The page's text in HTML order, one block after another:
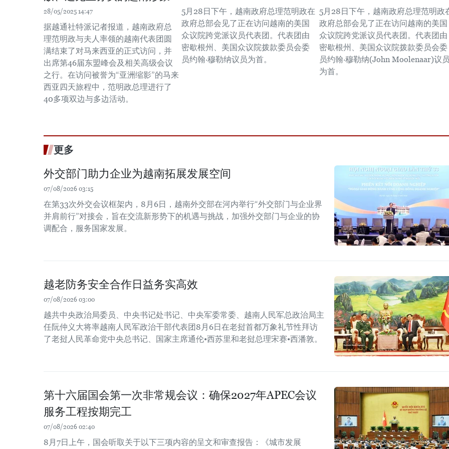
28/05/2025 14:47
据越通社特派记者报道，越南政府总
理范明政与夫人率领的越南代表团圆
满结束了对马来西亚的正式访问，并
出席第46届东盟峰会及相关高级会议
之行。在访问被誉为“亚洲缩影”的马来
西亚四天旅程中，范明政总理进行了
40多项双边与多边活动。
5月28日下午，越南政府总理范明政在
政府总部会见了正在访问越南的美国
众议院跨党派议员代表团。代表团由
密歇根州、美国众议院拨款委员会委
员约翰·穆勒纳议员为首。
5月28日下午，越南政府总理范明政
政府总部会见了正在访问越南的美国
众议院跨党派议员代表团。代表团由
密歇根州、美国众议院拨款委员会委
员约翰·穆勒纳(John Moolenaar)议
为首。
更多
外交部门助力企业为越南拓展发展空间
07/08/2026 03:15
在第33次外交会议框架内，8月6日，越南外交部在河内举行“外交部门与企业界
并肩前行”对接会，旨在交流新形势下的机遇与挑战，加强外交部门与企业的协
调配合，服务国家发展。
越老防务安全合作日益务实高效
07/08/2026 03:00
越共中央政治局委员、中央书记处书记、中央军委常委、越南人民军总政治局主
任阮仲义大将率越南人民军政治干部代表团8月6日在老挝首都万象礼节性拜访
了老挝人民革命党中央总书记、国家主席通伦•西苏里和老挝总理宋赛•西潘敦。
第十六届国会第一次非常规会议：确保2027年APEC会议
服务工程按期完工
07/08/2026 02:40
8月7日上午，国会听取关于以下三项内容的呈文和审查报告：《城市发展